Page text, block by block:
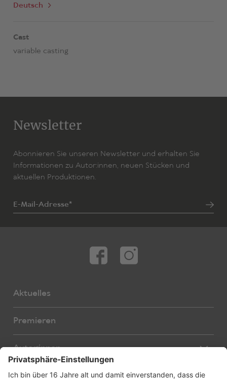
Deutsch
Cast
variable casting
Newsletter
Abonnieren Sie unseren Newsletter und erhalten Sie
Informationen zu Autor:innen, neuen Stücken und
aktuellen Produktionen.
E-Mail-Adresse*
Aktuelles
Premieren
Autor:innen
Übersetzer:innen
Stücke